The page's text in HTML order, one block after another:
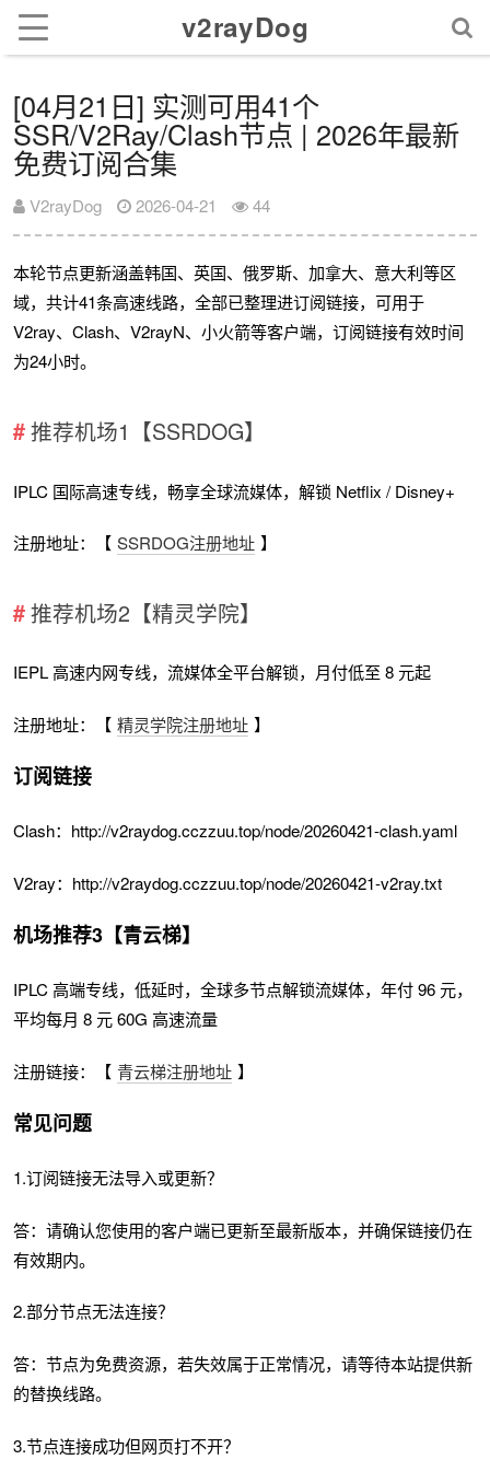
v2rayDog
[04月21日] 实测可用41个
SSR/V2Ray/Clash节点 | 2026年最新
免费订阅合集
V2rayDog 2026-04-21 44
本轮节点更新涵盖韩国、英国、俄罗斯、加拿大、意大利等区
域，共计41条高速线路，全部已整理进订阅链接，可用于
V2ray、Clash、V2rayN、小火箭等客户端，订阅链接有效时间
为24小时。
推荐机场1【SSRDOG】
IPLC 国际高速专线，畅享全球流媒体，解锁 Netflix / Disney+
注册地址：【 SSRDOG注册地址 】
推荐机场2【精灵学院】
IEPL 高速内网专线，流媒体全平台解锁，月付低至 8 元起
注册地址：【 精灵学院注册地址 】
订阅链接
Clash：http://v2raydog.cczzuu.top/node/20260421-clash.yaml
V2ray：http://v2raydog.cczzuu.top/node/20260421-v2ray.txt
机场推荐3【青云梯】
IPLC 高端专线，低延时，全球多节点解锁流媒体，年付 96 元，
平均每月 8 元 60G 高速流量
注册链接：【 青云梯注册地址 】
常见问题
1.订阅链接无法导入或更新？
答：请确认您使用的客户端已更新至最新版本，并确保链接仍在
有效期内。
2.部分节点无法连接？
答：节点为免费资源，若失效属于正常情况，请等待本站提供新
的替换线路。
3.节点连接成功但网页打不开？